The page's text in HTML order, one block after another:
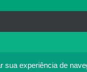
sua experiência de
DF - CEP: 70200-760 -
experiência de